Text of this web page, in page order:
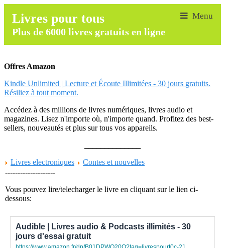
Livres pour tous
Plus de 6000 livres gratuits en ligne
Offres Amazon
Kindle Unlimited | Lecture et Écoute Illimitées - 30 jours gratuits.
Résiliez à tout moment.
Accédez à des millions de livres numériques, livres audio et
magazines. Lisez n'importe où, n'importe quand. Profitez des best-
sellers, nouveautés et plus sur tous vos appareils.
Livres electroniques
Contes et nouvelles
--------------------
Vous pouvez lire/telecharger le livre en cliquant sur le lien ci-
dessous:
Audible | Livres audio & Podcasts illimités - 30
jours d'essai gratuit